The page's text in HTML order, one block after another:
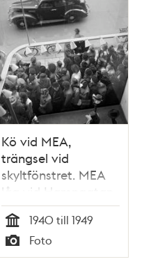
Kö vid MEA,
trängsel vid
skyltfönstret. MEA
låg vid Hamngatan
3 mellan 1883 och
1985
Tid
1940 till 1949
Typ
Foto